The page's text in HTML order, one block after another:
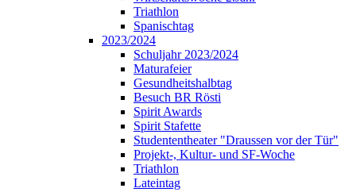
Triathlon
Spanischtag
2023/2024
Schuljahr 2023/2024
Maturafeier
Gesundheitshalbtag
Besuch BR Rösti
Spirit Awards
Spirit Stafette
Studententheater "Draussen vor der Tür"
Projekt-, Kultur- und SF-Woche
Triathlon
Lateintag